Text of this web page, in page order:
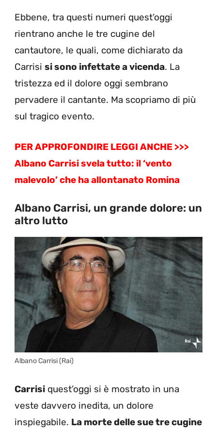
Ebbene, tra questi numeri quest’oggi
rientrano anche le tre cugine del
cantautore, le quali, come dichiarato da
Carrisi si sono infettate a vicenda. La
tristezza ed il dolore oggi sembrano
pervadere il cantante. Ma scopriamo di più
sul tragico evento.
PER APPROFONDIRE LEGGI ANCHE >>>
Albano Carrisi svela tutto: il ‘vento
malevolo’ che ha allontanato Romina
Albano Carrisi, un grande dolore: un
altro lutto
Albano Carrisi (Rai)
Carrisi quest’oggi si è mostrato in una
veste davvero inedita, un dolore
inspiegabile. La morte delle sue tre cugine